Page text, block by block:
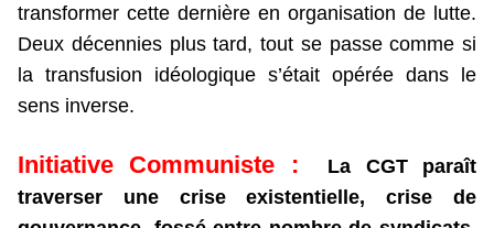
transformer cette dernière en organisation de lutte.
Deux décennies plus tard, tout se passe comme si
la transfusion idéologique s’était opérée dans le
sens inverse.
Initiative Communiste :
La CGT paraît
traverser une crise existentielle, crise de